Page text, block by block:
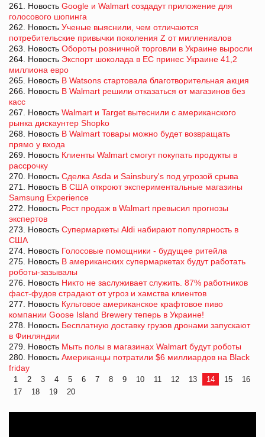
261. Новость Google и Walmart создадут приложение для
голосового шопинга
262. Новость Ученые выяснили, чем отличаются
потребительские привычки поколения Z от миллениалов
263. Новость Обороты розничной торговли в Украине выросли
264. Новость Экспорт шоколада в ЕС принес Украине 41,2
миллиона евро
265. Новость В Watsons стартовала благотворительная акция
266. Новость В Walmart решили отказаться от магазинов без
касс
267. Новость Walmart и Target вытеснили с американского
рынка дискаунтер Shopko
268. Новость В Walmart товары можно будет возвращать
прямо у входа
269. Новость Клиенты Walmart смогут покупать продукты в
рассрочку
270. Новость Сделка Asda и Sainsbury's под угрозой срыва
271. Новость В США откроют экспериментальные магазины
Samsung Experience
272. Новость Рост продаж в Walmart превысил прогнозы
экспертов
273. Новость Супермаркеты Aldi набирают популярность в
США
274. Новость Голосовые помощники - будущее ритейла
275. Новость В американских супермаркетах будут работать
роботы-зазывалы
276. Новость Никто не заслуживает служить. 87% работников
фаст-фудов страдают от угроз и хамства клиентов
277. Новость Культовое американское крафтовое пиво
компании Goose Island Brewery теперь в Украине!
278. Новость Бесплатную доставку грузов дронами запускают
в Финляндии
279. Новость Мыть полы в магазинах Walmart будут роботы
280. Новость Американцы потратили $6 миллиардов на Black
friday
1 2 3 4 5 6 7 8 9 10 11 12 13 14 15
16
17
18 19 20